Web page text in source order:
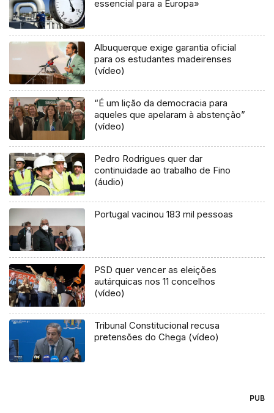
essencial para a Europa»
Albuquerque exige garantia oficial
para os estudantes madeirenses
(vídeo)
“É um lição da democracia para
aqueles que apelaram à abstenção”
(vídeo)
Pedro Rodrigues quer dar
continuidade ao trabalho de Fino
(áudio)
Portugal vacinou 183 mil pessoas
PSD quer vencer as eleições
autárquicas nos 11 concelhos
(vídeo)
Tribunal Constitucional recusa
pretensões do Chega (vídeo)
PUB